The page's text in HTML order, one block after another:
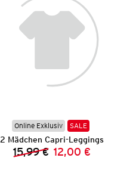
Online Exklusiv SALE
2 Mädchen Capri-Leggings
Vorheriger Preis:
15,99 € Neuer Preis:
12,00 €